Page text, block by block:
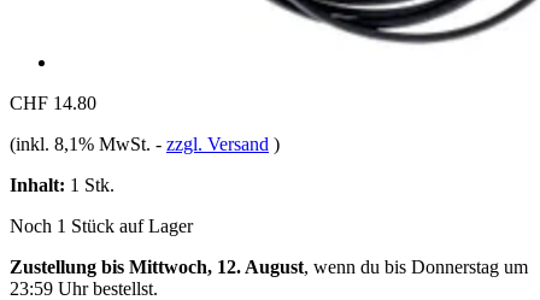
CHF 14.80
(inkl. 8,1% MwSt. - zzgl. Versand )
Inhalt: 1 Stk.
Noch 1 Stück auf Lager
Zustellung bis Mittwoch, 12. August, wenn du bis Donnerstag um
23:59 Uhrbestellst.